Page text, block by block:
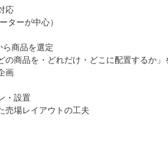
応
ターが中心）
ら商品を選定
の商品を・どれだけ・どこに配置するか」
画
・設置
売場レイアウトの工夫